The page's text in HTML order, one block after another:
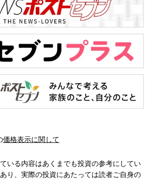
価格表示に関して
いる内容はあくまでも投資の参考にしてい
り、実際の投資にあたっては読者ご自身の